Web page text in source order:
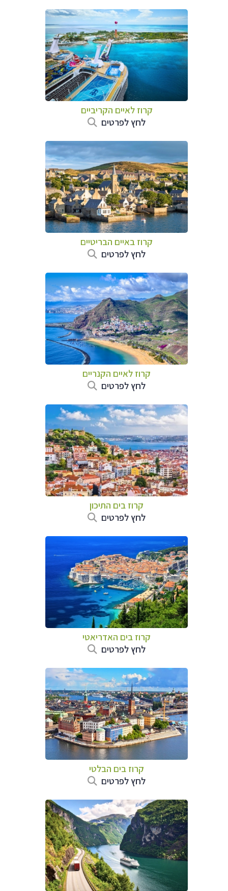
קרוז לאיים הקריביים
לחץ לפרטים
קרוז באיים הבריטיים
לחץ לפרטים
קרוז לאיים הקנריים
לחץ לפרטים
קרוז בים התיכון
לחץ לפרטים
קרוז בים האדריאטי
לחץ לפרטים
קרוז בים הבלטי
לחץ לפרטים